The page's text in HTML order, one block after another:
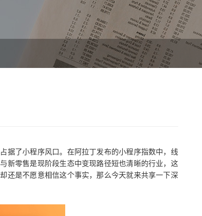
了小程序风口。在阿拉丁发布的小程序指数中，线
新零售是现阶段生态中变现路径短也清晰的行业，这
还是不愿意相信这个事实，那么今天就来共享一下深